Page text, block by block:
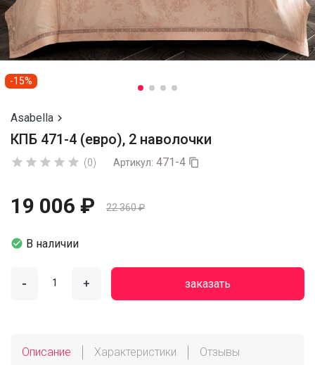
-15%
Asabella 
КПБ 471-4 (евро), 2 наволочки
     (0) Артикул: 471-4 
19 006 ₽ 22 360 ₽
 В наличии
- + заказать
Описание Характеристики Отзывы